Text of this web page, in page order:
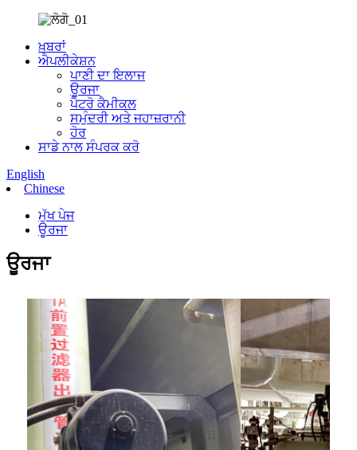
ਖ਼ਬਰਾਂ
ਐਪਲੀਕੇਸ਼ਨ
ਪਾਣੀ ਦਾ ਇਲਾਜ
ਊਰਜਾ
ਪੈਟਰੋ ਕੈਮੀਕਲ
ਸਮੁੰਦਰੀ ਅਤੇ ਜਹਾਜ਼ਰਾਨੀ
ਹੋਰ
ਸਾਡੇ ਨਾਲ ਸੰਪਰਕ ਕਰੋ
English
Chinese
ਮੁੱਖ ਪੇਜ
ਊਰਜਾ
ਊਰਜਾ